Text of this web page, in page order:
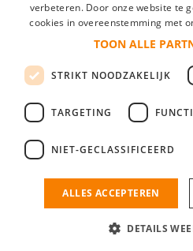
*
login gegevens onthouden
login
Bedrijf aanmelden
nieuwe collega/werknemer zo
verbeteren. Door onze website te
cookies in overeenstemming met
TOON ALLE
STRIKT NOODZAKELIJK
TARGETING
NIET-GECLASSIFICEERD
ALLES ACCEPTEREN
DETAILS